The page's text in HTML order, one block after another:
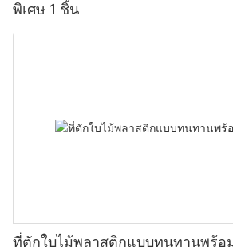
พิเศษ 1 ชิ้น
ที่ตักใบไม้พลาสติกแบบทนทานพร้อ